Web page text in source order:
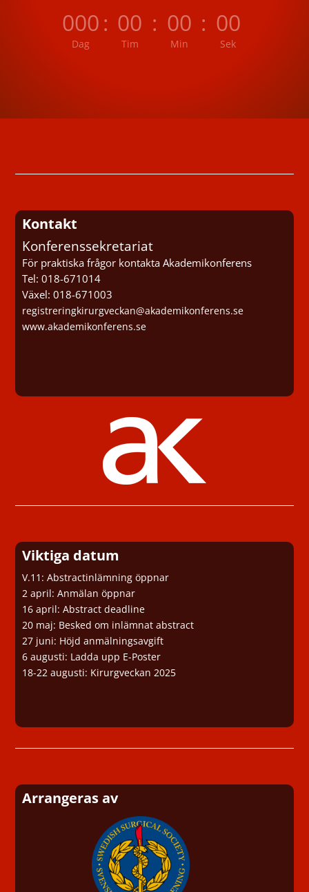
000
Dag
: 00
Tim
: 00
Min
: 00
Sek
Kontakt
Konferenssekretariat
För praktiska frågor kontakta Akademikonferens
Tel: 018-671014
Växel: 018-671003
registreringkirurgveckan@akademikonferens.se
www.akademikonferens.se
Viktiga datum
V.11: Abstractinlämning öppnar
2 april: Anmälan öppnar
16 april: Abstract deadline
20 maj: Besked om inlämnat abstract
27 juni: Höjd anmälningsavgift
6 augusti: Ladda upp E-Poster
18-22 augusti: Kirurgveckan 2025
Arrangeras av